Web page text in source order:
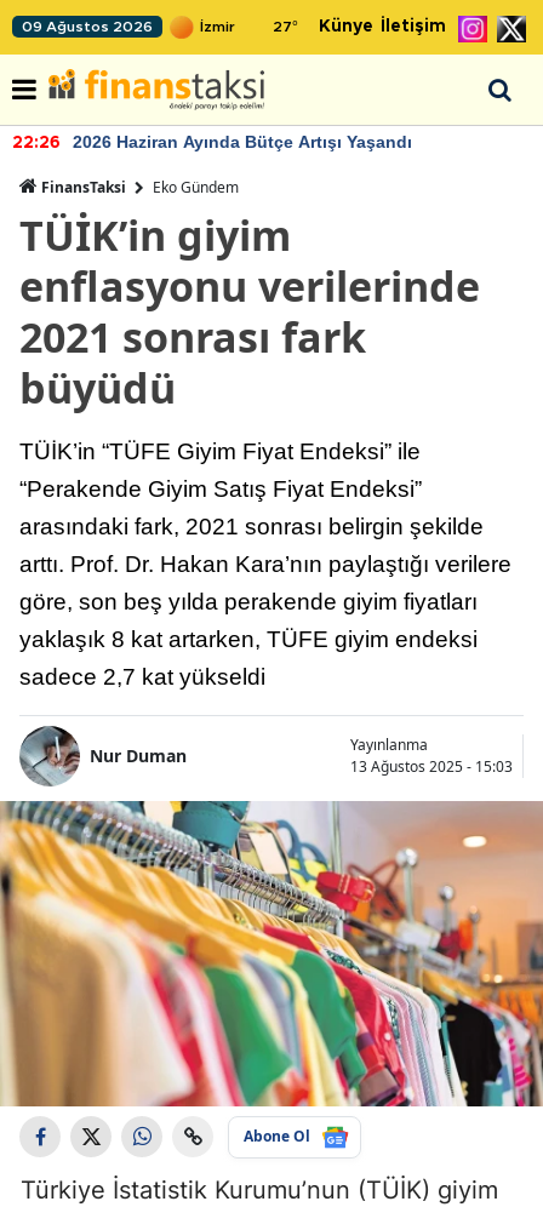
09 Ağustos 2026 27° Künye İletişim
22:26 2026 Haziran Ayında Bütçe Artışı Yaşandı
FinansTaksi Eko Gündem
TÜİK’in giyim
enflasyonu verilerinde
2021 sonrası fark
büyüdü
TÜİK’in “TÜFE Giyim Fiyat Endeksi” ile
“Perakende Giyim Satış Fiyat Endeksi”
arasındaki fark, 2021 sonrası belirgin şekilde
arttı. Prof. Dr. Hakan Kara’nın paylaştığı verilere
göre, son beş yılda perakende giyim fiyatları
yaklaşık 8 kat artarken, TÜFE giyim endeksi
sadece 2,7 kat yükseldi
Nur Duman
Yayınlanma
13 Ağustos 2025 - 15:03
Abone Ol
Türkiye İstatistik Kurumu’nun (TÜİK) giyim